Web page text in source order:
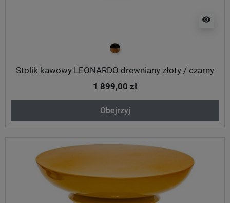
visibility
czarno złoty
Stolik kawowy LEONARDO drewniany złoty / czarny
1 899,00 zł
Obejrzyj